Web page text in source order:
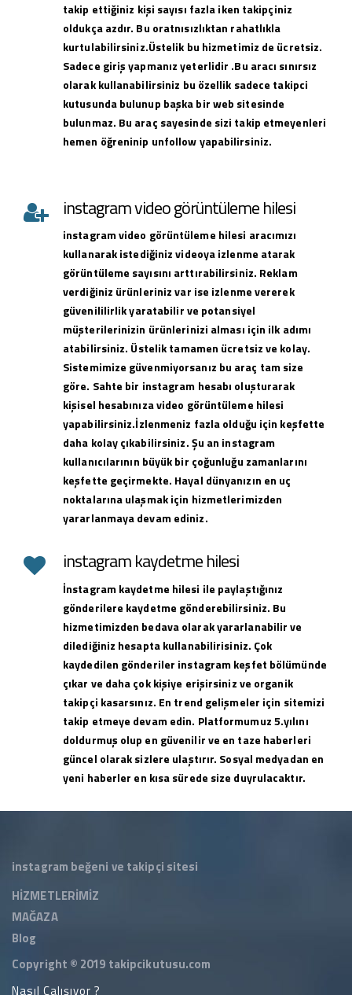
takip ettiğiniz kişi sayısı fazla iken takipçiniz
oldukça azdır. Bu oratnısızlıktan rahatlıkla
kurtulabilirsiniz.Üstelik bu hizmetimiz de ücretsiz.
Sadece giriş yapmanız yeterlidir .Bu aracı sınırsız
olarak kullanabilirsiniz bu özellik sadece takipci
kutusunda bulunup başka bir web sitesinde
bulunmaz. Bu araç sayesinde sizi takip etmeyenleri
hemen öğreninip unfollow yapabilirsiniz.
instagram video görüntüleme hilesi
instagramvideo görüntüleme hilesi aracımızı
kullanarak istediğiniz videoya izlenme atarak
görüntüleme sayısını arttırabilirsiniz. Reklam
verdiğiniz ürünleriniz var ise izlenme vererek
güvenililirlik yaratabilir ve potansiyel
müşterilerinizin ürünlerinizi alması için ilk adımı
atabilirsiniz. Üstelik tamamen ücretsiz ve kolay.
Sistemimize güvenmiyorsanız bu araç tam size
göre. Sahte bir instagram hesabı oluşturarak
kişisel hesabınıza video görüntüleme hilesi
yapabilirsiniz.İzlenmeniz fazla olduğu için keşfette
daha kolay çıkabilirsiniz. Şu an instagram
kullanıcılarının büyük bir çoğunluğu zamanlarını
keşfette geçirmekte. Hayal dünyanızın en uç
noktalarına ulaşmak için hizmetlerimizden
yararlanmaya devam ediniz.
instagram kaydetme hilesi
İnstagram kaydetme hilesi ile paylaştığınız
gönderilere kaydetme gönderebilirsiniz. Bu
hizmetimizden bedava olarak yararlanabilir ve
dilediğiniz hesapta kullanabilirisiniz. Çok
kaydedilen gönderiler instagram keşfet bölümünde
çıkar ve daha çok kişiye erişirsiniz ve organik
takipçi kasarsınız. En trend gelişmeler için sitemizi
takip etmeye devam edin. Platformumuz 5.yılını
doldurmuş olup en güvenilir ve en taze haberleri
güncel olarak sizlere ulaştırır. Sosyal medyadan en
yeni haberler en kısa sürede size duyrulacaktır.
instagram beğeni ve takipçi sitesi
HİZMETLERİMİZ
MAĞAZA
Blog
Copyright © 2019 takipcikutusu.com
Nasıl Çalışıyor ?